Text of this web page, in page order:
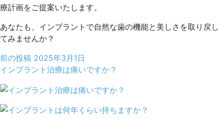
療計画をご提案いたします。
あなたも、インプラントで自然な歯の機能と美しさを取り戻し
てみませんか？
前の投稿 2025年3月1日
インプラント治療は痛いですか？